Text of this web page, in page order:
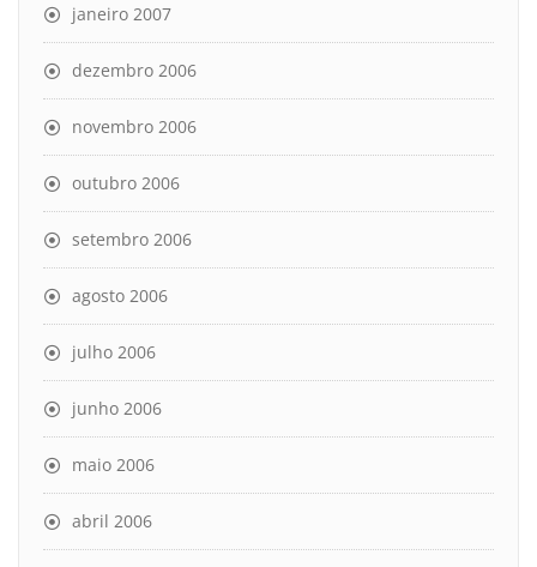
janeiro 2007
dezembro 2006
novembro 2006
outubro 2006
setembro 2006
agosto 2006
julho 2006
junho 2006
maio 2006
abril 2006